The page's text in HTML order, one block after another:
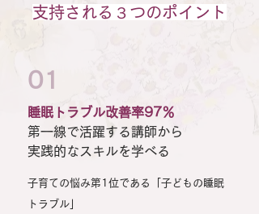
支持される３つのポイント
睡眠トラブル改善率97％
第一線で活躍する講師から
実践的なスキルを学べる
子育ての悩み第1位である「子どもの睡眠
トラブル」
01